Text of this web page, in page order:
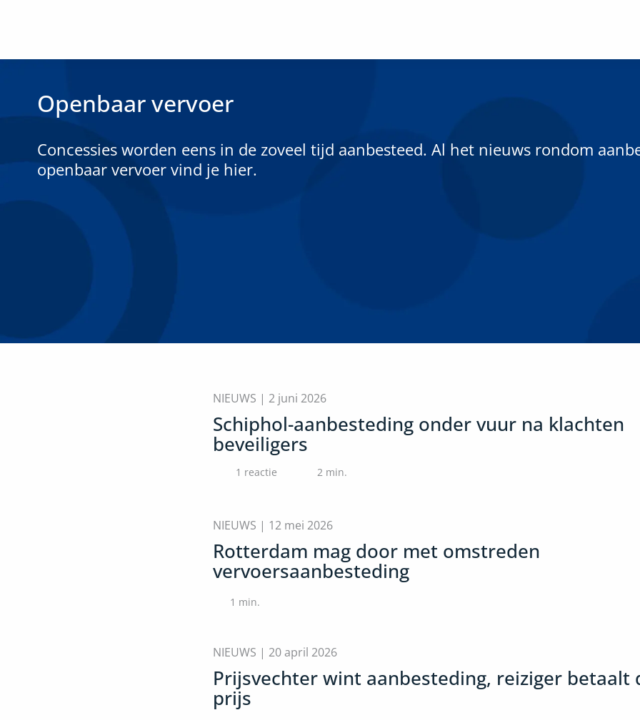
Openbaar vervoer
Concessies worden eens in de zoveel tijd aanbesteed. Al het nieuws rondom
openbaar vervoer vind je hier.
NIEUWS | 2 juni 2026
Schiphol-aanbesteding onder vuur na klachten
beveiligers
1 reactie 2min.
NIEUWS | 12 mei 2026
Rotterdam mag door met omstreden
vervoersaanbesteding
1 min.
NIEUWS | 20 april 2026
Prijsvechter wint aanbesteding, reiziger betaalt
prijs